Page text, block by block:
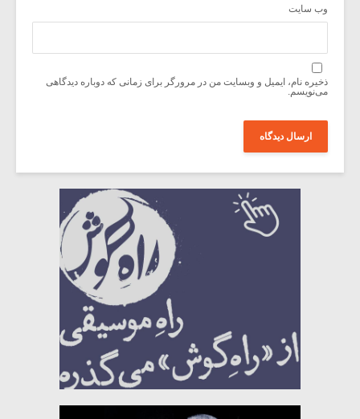
وب‌ سایت
ذخیره نام، ایمیل و وبسایت من در مرورگر برای زمانی که دوباره دیدگاهی
می‌نویسم.